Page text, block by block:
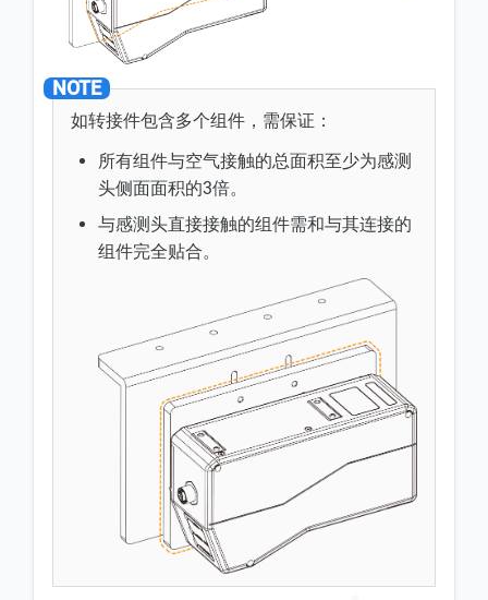
如转接件包含多个组件，需保证：
所有组件与空气接触的总面积至少为感测
头侧面面积的3倍。
与感测头直接接触的组件需和与其连接的
组件完全贴合。